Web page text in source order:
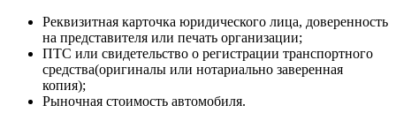
Реквизитная карточка юридического лица, доверенность
на представителя или печать организации;
ПТС или свидетельство о регистрации транспортного
средства(оригиналы или нотариально заверенная
копия);
Рыночная стоимость автомобиля.